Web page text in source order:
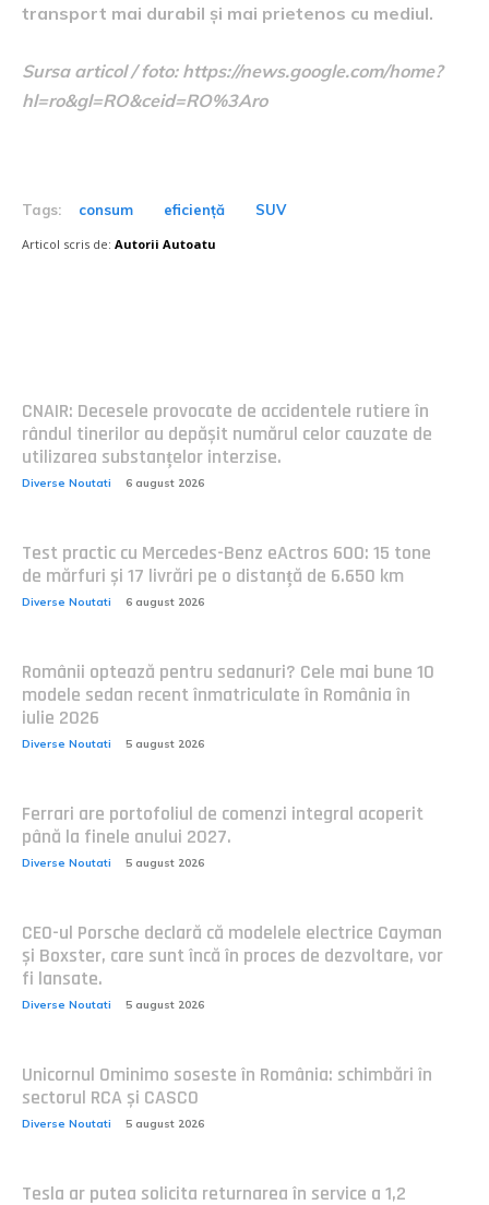
transport mai durabil și mai prietenos cu mediul.
Sursa articol / foto: https://news.google.com/home?
hl=ro&gl=RO&ceid=RO%3Aro
Tags: consum eficiență SUV
Articol scris de: Autorii Autoatu
CNAIR: Decesele provocate de accidentele rutiere în
rândul tinerilor au depășit numărul celor cauzate de
utilizarea substanțelor interzise.
Diverse Noutati 6 august 2026
Test practic cu Mercedes-Benz eActros 600: 15 tone
de mărfuri și 17 livrări pe o distanță de 6.650 km
Diverse Noutati 6 august 2026
Românii optează pentru sedanuri? Cele mai bune 10
modele sedan recent înmatriculate în România în
iulie 2026
Diverse Noutati 5 august 2026
Ferrari are portofoliul de comenzi integral acoperit
până la finele anului 2027.
Diverse Noutati 5 august 2026
CEO-ul Porsche declară că modelele electrice Cayman
și Boxster, care sunt încă în proces de dezvoltare, vor
fi lansate.
Diverse Noutati 5 august 2026
Unicornul Ominimo soseste în România: schimbări în
sectorul RCA și CASCO
Diverse Noutati 5 august 2026
Tesla ar putea solicita returnarea în service a 1,2